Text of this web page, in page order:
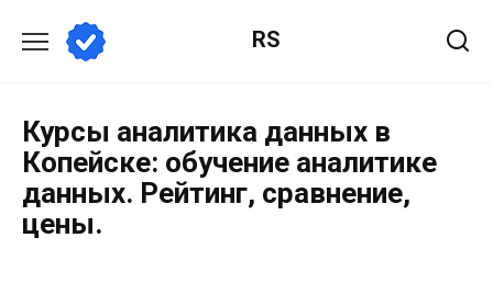
RS
Курсы аналитика данных в
Копейске: обучение аналитике
данных. Рейтинг, сравнение,
цены.